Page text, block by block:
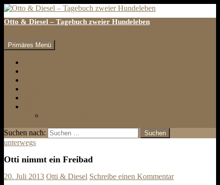
Otto & Diesel – Tagebuch zweier Hundeleben
Primäres Menü
Suchen nach:
unterwegs
Otti nimmt ein Freibad
20. Juli 2013 Otti & Diesel Schreibe einen Kommentar